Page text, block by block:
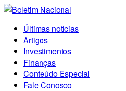
Últimas notícias
Artigos
Investimentos
Finanças
Conteúdo Especial
Fale Conosco